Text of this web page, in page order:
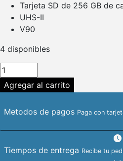
Tarjeta SD de 256 GB de
UHS-II
V90
4 disponibles
Tarjeta
de
Memoria
2000x
SDXC
Agregar al carrito
Metodos de pagos Paga con
Tiempos de entrega Recibe tu